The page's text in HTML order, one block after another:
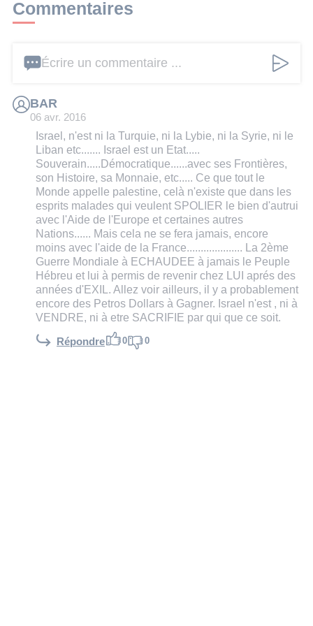
Commentaires
Écrire un commentaire ...
BAR
06 avr. 2016
Israel, n'est ni la Turquie, ni la Lybie, ni la Syrie, ni le
Liban etc....... Israel est un Etat.....
Souverain.....Démocratique......avec ses Frontières,
son Histoire, sa Monnaie, etc..... Ce que tout le
Monde appelle palestine, celà n'existe que dans les
esprits malades qui veulent SPOLIER le bien d'autrui
avec l'Aide de l'Europe et certaines autres
Nations...... Mais cela ne se fera jamais, encore
moins avec l'aide de la France.................... La 2ème
Guerre Mondiale à ECHAUDEE à jamais le Peuple
Hébreu et lui à permis de revenir chez LUI aprés des
années d'EXIL. Allez voir ailleurs, il y a probablement
encore des Petros Dollars à Gagner. Israel n'est , ni à
VENDRE, ni à etre SACRIFIE par qui que ce soit.
Répondre 0 0